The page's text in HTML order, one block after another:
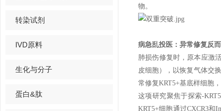
转染试剂
IVD原料
生化与分子
蛋白&肽
物。
病急乱投医：异常修复反
肺损伤修复时，原本应激
皮细胞），以恢复气体交
常修复KRT5+基底样细胞
这项研究聚焦于探索-
KRT5+细胞通过CXCR3和